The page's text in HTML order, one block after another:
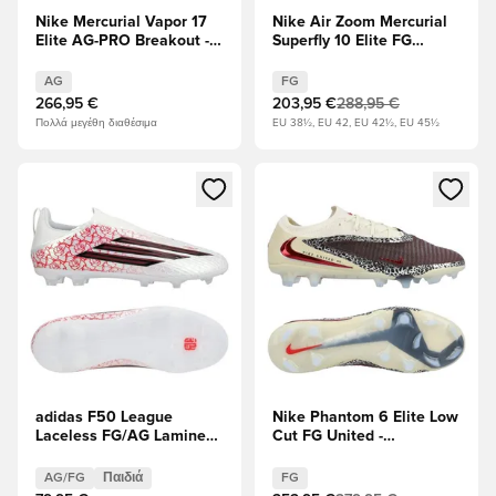
Nike Mercurial Vapor 17
Elite AG-PRO Breakout -
AG
266,95 €
Πολλά μεγέθη διαθέσιμα
Nike Air Zoom Mercurial
Superfly 10 Elite FG
Λευκό
FG
203,95 €288,95 €
EU 38½, EU 42, EU 42½, EU 45½
Ανοίγει ένα Modal για να συνδεθείτε ή να εγγραφείτε ως
adidas F50 League
Laceless FG/AG Lamine
Λευκά/μαύρο/Διαυγές
κόκκινο Παιδιά
AG/FG Παιδιά
Ανοίγει ένα Modal για να
Nike Phantom 6 Elite Low
Cut FG United -
Κρους/Universal Red/
Απολιθώματα
FG